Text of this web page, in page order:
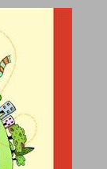
מילה טובה עברית לכיתה ב 1 ... 0